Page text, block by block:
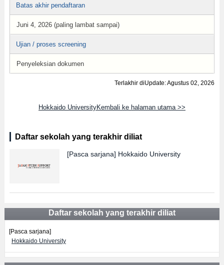
Batas akhir pendaftaran
Juni 4, 2026 (paling lambat sampai)
Ujian / proses screening
Penyeleksian dokumen
Terlakhir diUpdate: Agustus 02, 2026
Hokkaido UniversityKembali ke halaman utama >>
Daftar sekolah yang terakhir diliat
[Pasca sarjana] Hokkaido University
Daftar sekolah yang terakhir diliat
[Pasca sarjana]
Hokkaido University